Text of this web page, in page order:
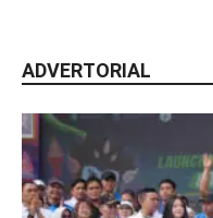
ADVERTORIAL